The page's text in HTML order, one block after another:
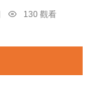
130 觀看